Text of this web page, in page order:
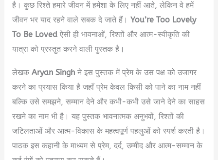
है। कुछ रिश्ते हमारे जीवन में हमेशा के लिए नहीं आते, लेकिन वे हमें
जीवन भर याद रहने वाले सबक दे जाते हैं।You’re Too Lovely
To Be Loved ऐसी ही भावनाओं, रिश्तों और आत्म-स्वीकृति की
यात्रा को प्रस्तुत करने वाली पुस्तक है।
लेखकAryan Singh ने इस पुस्तक में प्रेम के उस पक्ष को उजागर
करने का प्रयास किया है जहाँ प्रेम केवल किसी को पाने का नाम नहीं
बल्कि उसे समझने, सम्मान देने और कभी-कभी उसे जाने देने का साहस
रखने का नाम भी है। यह पुस्तक भावनात्मक अनुभवों, रिश्तों की
जटिलताओं और आत्म-विकास के महत्वपूर्ण पहलुओं को स्पर्श करती है।
पाठक इस कहानी के माध्यम से प्रेम, दर्द, उम्मीद और आत्म-सम्मान के